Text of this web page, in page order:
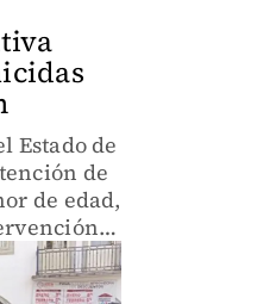
Estado de
de
de edad,